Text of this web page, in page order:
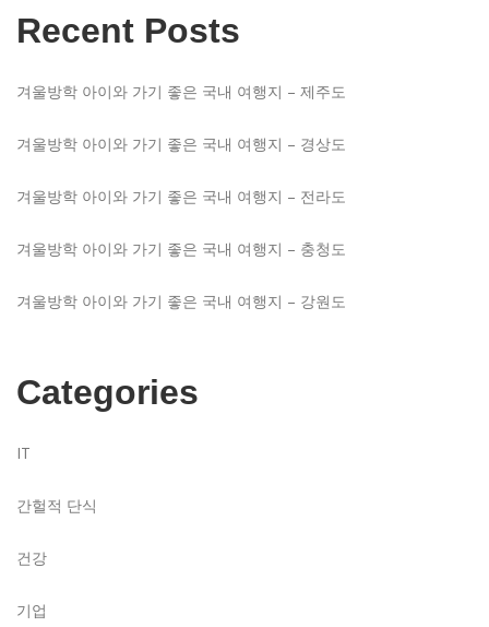
Recent Posts
겨울방학 아이와 가기 좋은 국내 여행지 – 제주도
겨울방학 아이와 가기 좋은 국내 여행지 – 경상도
겨울방학 아이와 가기 좋은 국내 여행지 – 전라도
겨울방학 아이와 가기 좋은 국내 여행지 – 충청도
겨울방학 아이와 가기 좋은 국내 여행지 – 강원도
Categories
IT
간헐적 단식
건강
기업